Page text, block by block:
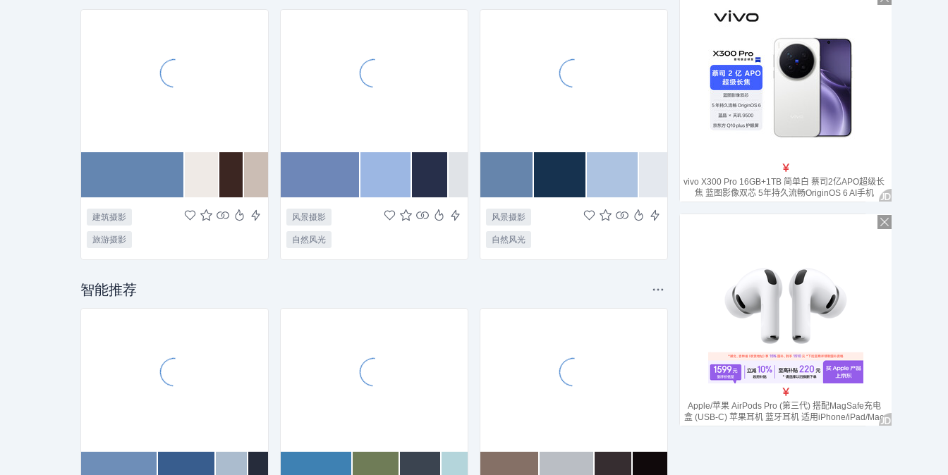
建筑摄影
旅游摄影
风景摄影
自然风光
风景摄影
自然风光
智能推荐